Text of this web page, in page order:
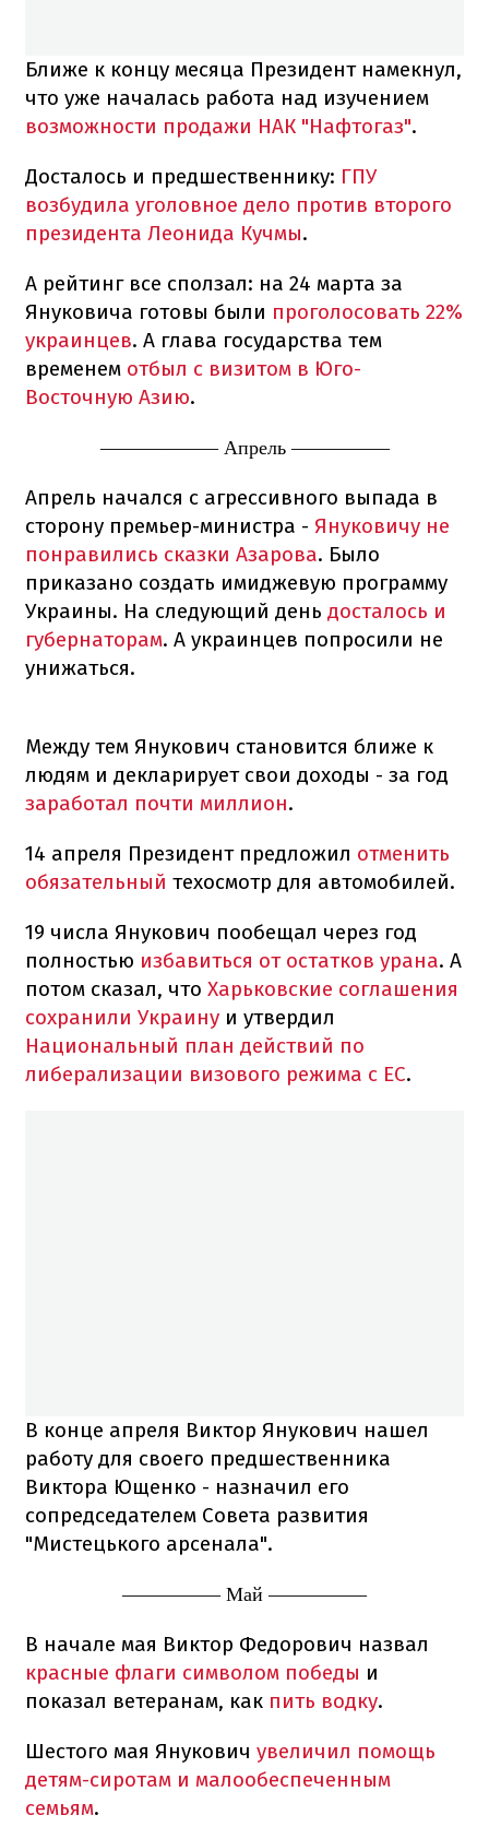
Ближе к концу месяца Президент намекнул,
что уже началась работа над изучением
возможности продажи НАК "Нафтогаз".
Досталось и предшественнику: ГПУ
возбудила уголовное дело против второго
президента Леонида Кучмы.
А рейтинг все сползал: на 24 марта за
Януковича готовы были проголосовать 22%
украинцев. А глава государства тем
временем отбыл с визитом в Юго-
Восточную Азию.
—————— Апрель —————
Апрель начался с агрессивного выпада в
сторону премьер-министра - Януковичу не
понравились сказки Азарова. Было
приказано создать имиджевую программу
Украины. На следующий день досталось и
губернаторам. А украинцев попросили не
унижаться.
Между тем Янукович становится ближе к
людям и декларирует свои доходы - за год
заработал почти миллион.
14 апреля Президент предложил отменить
обязательный техосмотр для автомобилей.
19 числа Янукович пообещал через год
полностью избавиться от остатков урана. А
потом сказал, что Харьковские соглашения
сохранили Украину и утвердил
Национальный план действий по
либерализации визового режима с ЕС.
В конце апреля Виктор Янукович нашел
работу для своего предшественника
Виктора Ющенко - назначил его
сопредседателем Совета развития
"Мистецького арсенала".
————— Май —————
В начале мая Виктор Федорович назвал
красные флаги символом победы и
показал ветеранам, как пить водку.
Шестого мая Янукович увеличил помощь
детям-сиротам и малообеспеченным
семьям.